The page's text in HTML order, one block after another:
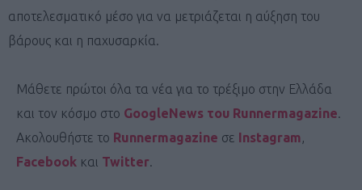
αποτελεσματικό μέσο για να μετριάζεται η αύξηση του
βάρους και η παχυσαρκία.
Μάθετε πρώτοι όλα τα νέα για το τρέξιμο στην Ελλάδα
και τον κόσμο στο GoogleNews του Runnermagazine.
Ακολουθήστε το Runnermagazine σε Instagram,
Facebook και Twitter.